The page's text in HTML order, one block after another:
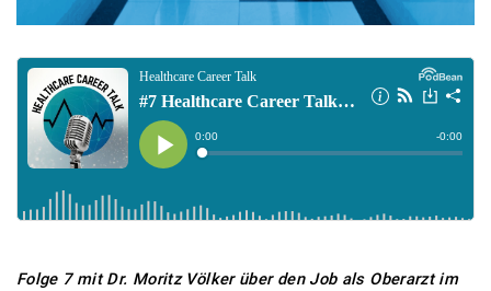
Folge 7 mit Dr. Moritz Völker über den Job als Oberarzt im